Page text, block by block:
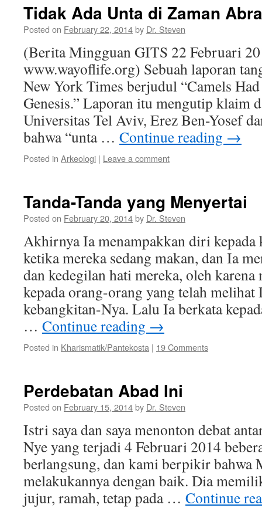
Tidak Ada Unta di Zaman
Posted on February 22, 2014by Dr. Steven
(Berita Mingguan GITS 22 Februari
www.wayoflife.org) Sebuah laporan
New York Times berjudul “Camels
Genesis.” Laporan itu mengutip klaim
Universitas Tel Aviv, Erez Ben-Yosef
bahwa “unta … Continue reading →
Posted in Arkeologi | Leave a comment
Tanda-Tanda yang Menyertai
Posted on February 20, 2014by Dr. Steven
Akhirnya Ia menampakkan diri kepada
ketika mereka sedang makan, dan Ia
dan kedegilan hati mereka, oleh karena
kepada orang-orang yang telah melihat
kebangkitan-Nya. Lalu Ia berkata
… Continue reading →
Posted in Kharismatik/Pantekosta | 19 Comments
Perdebatan Abad Ini
Posted on February 15, 2014by Dr. Steven
Istri saya dan saya menonton debat
Nye yang terjadi 4 Februari 2014
berlangsung, dan kami berpikir bahwa
melakukannya dengan baik. Dia
jujur, ramah, tetap pada … Continue